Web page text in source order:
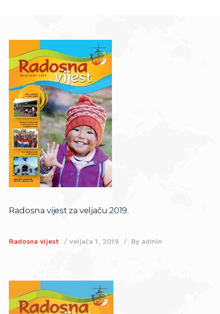
Radosna vijest za veljaču 2019.
Radosna vijest veljača 1, 2019 By admin